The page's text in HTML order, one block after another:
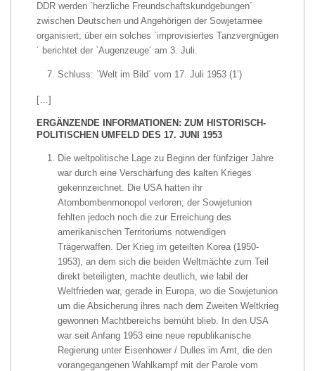
DDR werden `herzliche Freundschaftskundgebungen´
zwischen Deutschen und Angehörigen der Sowjetarmee
organisiert; über ein solches `improvisiertes Tanzvergnügen
´ berichtet der `Augenzeuge´ am 3. Juli.
Schluss: `Welt im Bild´ vom 17. Juli 1953 (1’)
[…]
ERGÄNZENDE INFORMATIONEN: ZUM HISTORISCH-
POLITISCHEN UMFELD DES 17. JUNI 1953
Die weltpolitische Lage zu Beginn der fünfziger Jahre
war durch eine Verschärfung des kalten Krieges
gekennzeichnet. Die USA hatten ihr
Atombombenmonopol verloren; der Sowjetunion
fehlten jedoch noch die zur Erreichung des
amerikanischen Territoriums notwendigen
Trägerwaffen. Der Krieg im geteilten Korea (1950-
1953), an dem sich die beiden Weltmächte zum Teil
direkt beteiligten, machte deutlich, wie labil der
Weltfrieden war, gerade in Europa, wo die Sowjetunion
um die Absicherung ihres nach dem Zweiten Weltkrieg
gewonnen Machtbereichs bemüht blieb. In den USA
war seit Anfang 1953 eine neue republikanische
Regierung unter Eisenhower / Dulles im Amt, die den
vorangegangenen Wahlkampf mit der Parole vom